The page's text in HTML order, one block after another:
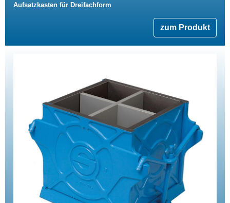
Aufsatzkasten für Dreifachform
zum Produkt